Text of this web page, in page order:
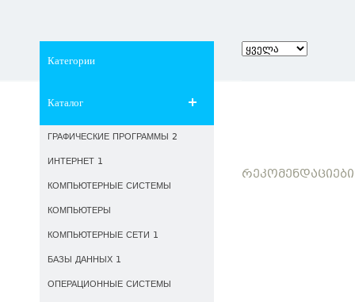
Категории
Каталог
ГРАФИЧЕСКИЕ ПРОГРАММЫ 2
ИНТЕРНЕТ 1
КОМПЬЮТЕРНЫЕ СИСТЕМЫ
КОМПЬЮТЕРЫ
КОМПЬЮТЕРНЫЕ СЕТИ 1
БАЗЫ ДАННЫХ 1
ОПЕРАЦИОННЫЕ СИСТЕМЫ
ᲠᲔᲙᲝᲛᲔᲜᲓᲐᲪᲘᲔᲑᲘ